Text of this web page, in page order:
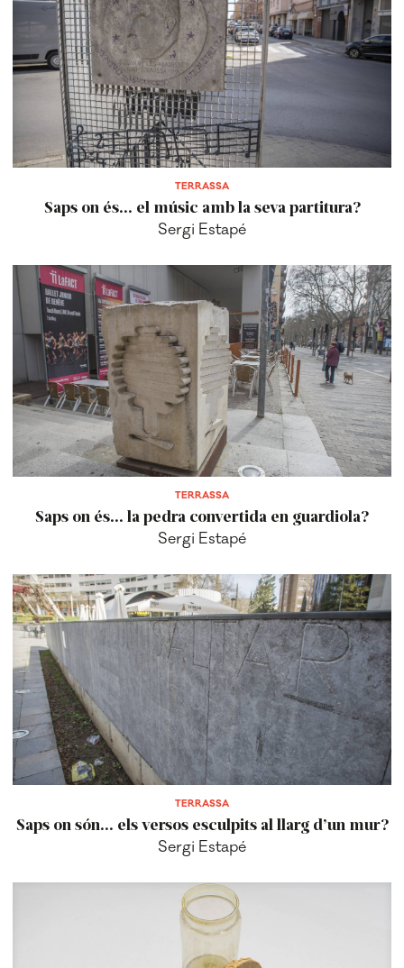
TERRASSA
Saps on és... el músic amb la seva partitura?
Sergi Estapé
TERRASSA
Saps on és... la pedra convertida en guardiola?
Sergi Estapé
TERRASSA
Saps on són... els versos esculpits al llarg d’un mur?
Sergi Estapé